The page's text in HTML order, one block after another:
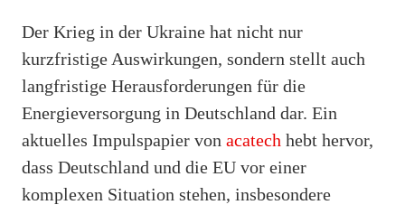
Der Krieg in der Ukraine hat nicht nur
kurzfristige Auswirkungen, sondern stellt auch
langfristige Herausforderungen für die
Energieversorgung in Deutschland dar. Ein
aktuelles Impulspapier von acatech hebt hervor,
dass Deutschland und die EU vor einer
komplexen Situation stehen, insbesondere